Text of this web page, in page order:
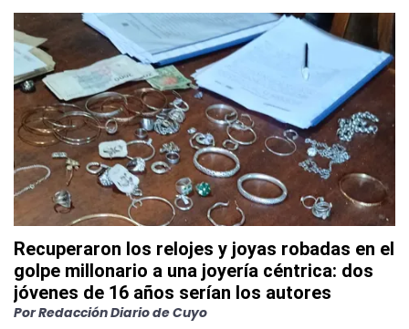
Recuperaron los relojes y joyas robadas en el
golpe millonario a una joyería céntrica: dos
jóvenes de 16 años serían los autores
PorRedacción Diario de Cuyo